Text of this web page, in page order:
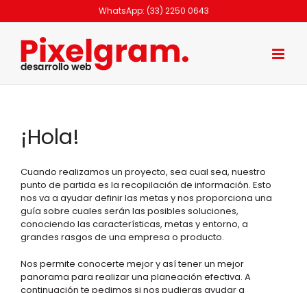
to
WhatsApp: (33) 2250 0643
¡Hola!
Cuando realizamos un proyecto, sea cual sea, nuestro
punto de partida es la recopilación de información. Esto
nos va a ayudar definir las metas y nos proporciona una
guía sobre cuales serán las posibles soluciones,
conociendo las características, metas y entorno, a
grandes rasgos de una empresa o producto.
Nos permite conocerte mejor y así tener un mejor
panorama para realizar una planeación efectiva. A
continuación te pedimos si nos pudieras ayudar a